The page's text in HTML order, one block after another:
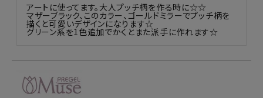
アートに使ってます。大人プッチ柄を作る時に☆☆
マザーブラック、このカラー、ゴールドミラーでプッチ柄を
描くと可愛いデザインになります☆
グリーン系を1色追加でかくとまた派手に作れます☆